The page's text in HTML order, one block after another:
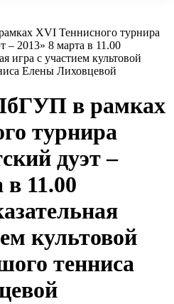
XVI Теннисного турнира
– 2013» 8 марта в 11.00
игра с участием культовой
Елены Лиховцевой
в рамках
турнира
дуэт –
в 11.00
культовой
тенниса